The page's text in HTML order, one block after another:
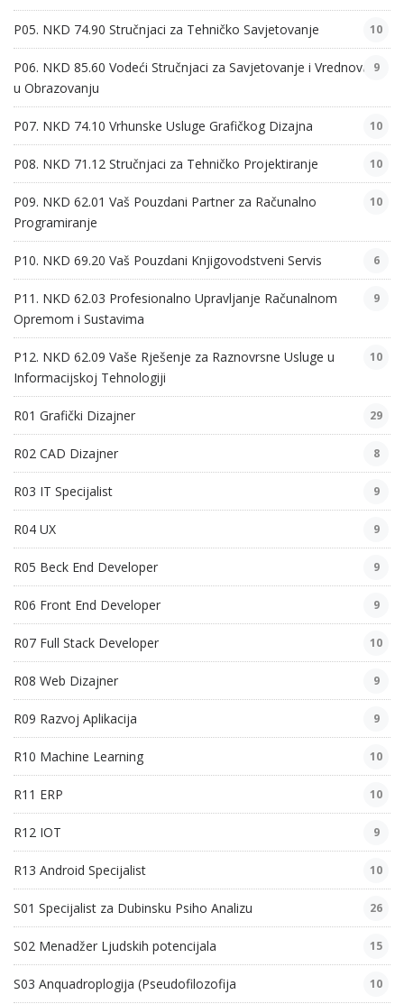
P05. NKD 74.90 Stručnjaci za Tehničko Savjetovanje 10
P06. NKD 85.60 Vodeći Stručnjaci za Savjetovanje i Vrednovanje
u Obrazovanju
9
P07. NKD 74.10 Vrhunske Usluge Grafičkog Dizajna 10
P08. NKD 71.12 Stručnjaci za Tehničko Projektiranje 10
P09. NKD 62.01 Vaš Pouzdani Partner za Računalno
Programiranje
10
P10. NKD 69.20 Vaš Pouzdani Knjigovodstveni Servis 6
P11. NKD 62.03 Profesionalno Upravljanje Računalnom
Opremom i Sustavima
9
P12. NKD 62.09 Vaše Rješenje za Raznovrsne Usluge u
Informacijskoj Tehnologiji
10
R01 Grafički Dizajner 29
R02 CAD Dizajner 8
R03 IT Specijalist 9
R04 UX 9
R05 Beck End Developer 9
R06 Front End Developer 9
R07 Full Stack Developer 10
R08 Web Dizajner 9
R09 Razvoj Aplikacija 9
R10 Machine Learning 10
R11 ERP 10
R12 IOT 9
R13 Android Specijalist 10
S01 Specijalist za Dubinsku Psiho Analizu 26
S02 Menadžer Ljudskih potencijala 15
S03 Anquadroplogija (Pseudofilozofija 10